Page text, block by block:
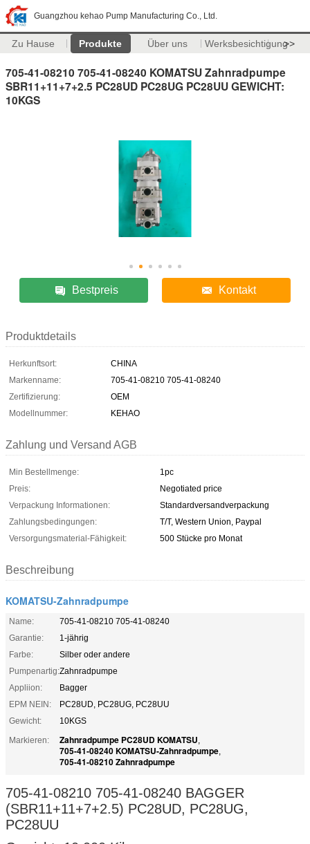
Guangzhou kehao Pump Manufacturing Co., Ltd.
Zu Hause Produkte Über uns Werksbesichtigung>>
705-41-08210 705-41-08240 KOMATSU Zahnradpumpe
SBR11+11+7+2.5 PC28UD PC28UG PC28UU GEWICHT:
10KGS
Bestpreis Kontakt
Produktdetails
Herkunftsort:
CHINA
Markenname:
705-41-08210 705-41-08240
Zertifizierung:
OEM
Modellnummer:
KEHAO
Zahlung und Versand AGB
Min Bestellmenge:
1pc
Preis:
Negotiated price
Verpackung Informationen:
Standardversandverpackung
Zahlungsbedingungen:
T/T, Western Union, Paypal
Versorgungsmaterial-Fähigkeit:
500 Stücke pro Monat
Beschreibung
KOMATSU-Zahnradpumpe
Name:
705-41-08210 705-41-08240
Garantie:
1-jährig
Farbe:
Silber oder andere
Pumpenartig:Zahnradpumpe
Appliion:
Bagger
EPM NEIN:
PC28UD, PC28UG, PC28UU
Gewicht:
10KGS
Markieren:
Zahnradpumpe PC28UD KOMATSU,
705-41-08240 KOMATSU-Zahnradpumpe,
705-41-08210 Zahnradpumpe
705-41-08210 705-41-08240 BAGGER
(SBR11+11+7+2.5) PC28UD, PC28UG,
PC28UU